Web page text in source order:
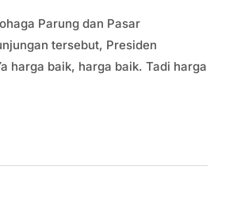
Parung dan Pasar
tersebut, Presiden
harga baik, harga baik. Tadi harga